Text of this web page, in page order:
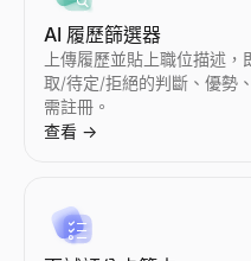
銷售話術生成器
在幾秒鐘內生成 B2B 銷售
查看→
貼上潛在客戶的回覆 — 獲
查看→
AI 履歷篩選器
上傳履歷並貼上職位描述
取/待定/拒絕的判斷、優勢
需註冊。
查看 →